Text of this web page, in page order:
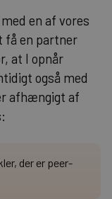
en af vores
en partner
at I opnår
også med
afhængigt af
der er peer-